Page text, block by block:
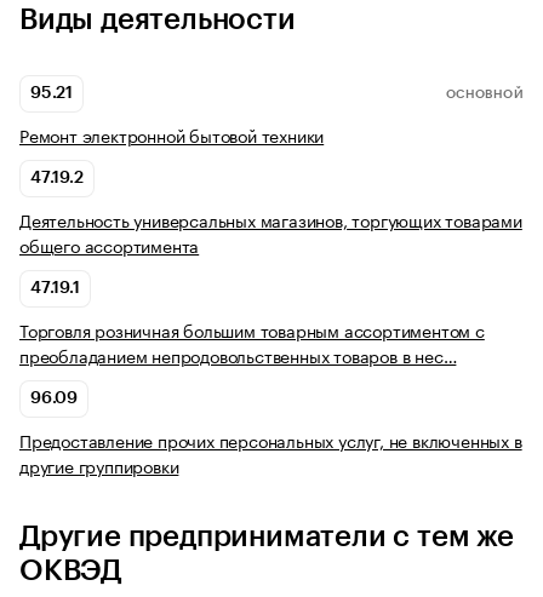
Виды деятельности
95.21 ОСНОВНОЙ
Ремонт электронной бытовой техники
47.19.2
Деятельность универсальных магазинов, торгующих товарами
общего ассортимента
47.19.1
Торговля розничная большим товарным ассортиментом с
преобладанием непродовольственных товаров в нес…
96.09
Предоставление прочих персональных услуг, не включенных в
другие группировки
Другие предприниматели с тем же
ОКВЭД